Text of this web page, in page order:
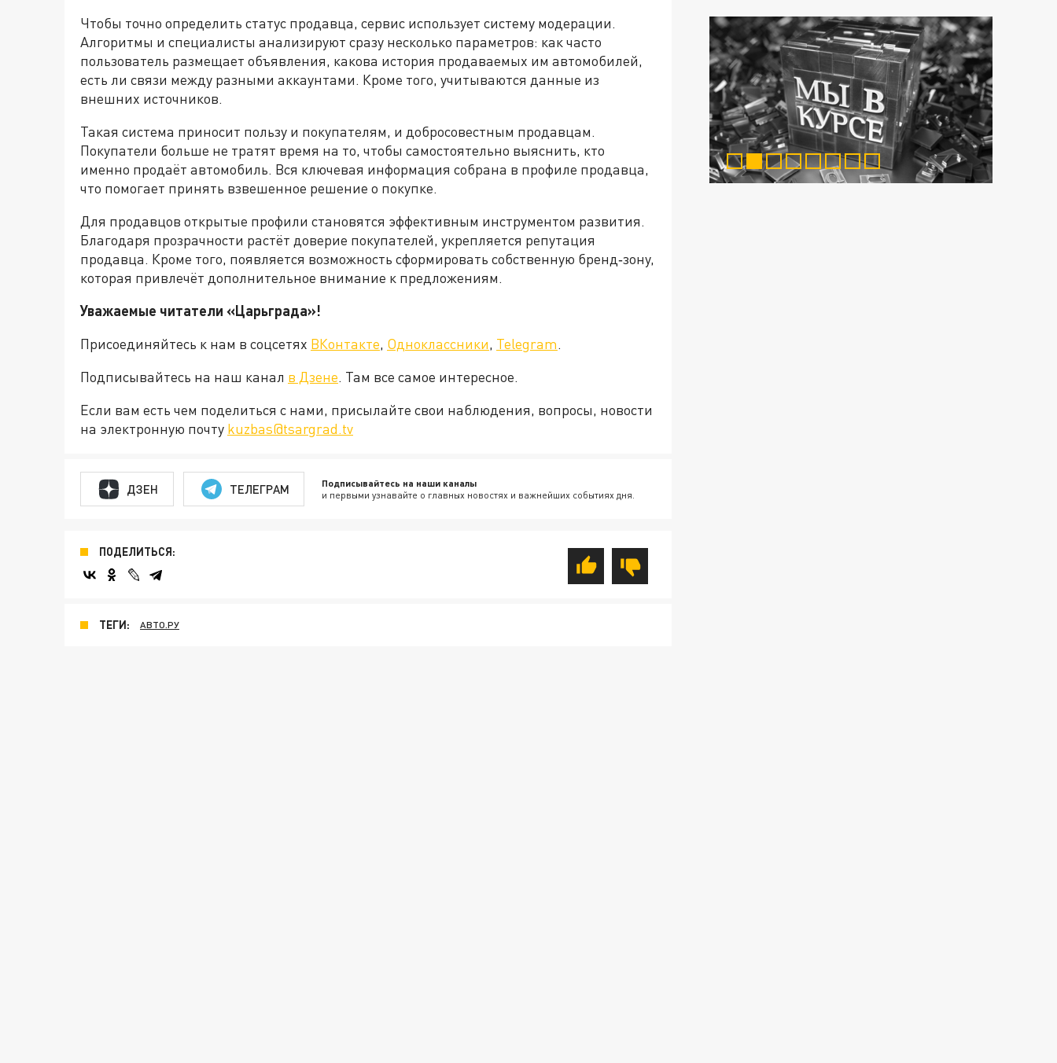
Чтобы точно определить статус продавца, сервис использует систему модерации.
Алгоритмы и специалисты анализируют сразу несколько параметров: как часто
пользователь размещает объявления, какова история продаваемых им автомобилей,
есть ли связи между разными аккаунтами. Кроме того, учитываются данные из
внешних источников.
Такая система приносит пользу и покупателям, и добросовестным продавцам.
Покупатели больше не тратят время на то, чтобы самостоятельно выяснить, кто
именно продаёт автомобиль. Вся ключевая информация собрана в профиле продавца,
что помогает принять взвешенное решение о покупке.
Для продавцов открытые профили становятся эффективным инструментом развития.
Благодаря прозрачности растёт доверие покупателей, укрепляется репутация
продавца. Кроме того, появляется возможность сформировать собственную бренд‑зону,
которая привлечёт дополнительное внимание к предложениям.
Уважаемые читатели «Царьграда»!
Присоединяйтесь к нам в соцсетях ВКонтакте, Одноклассники, Telegram.
Подписывайтесь на наш канал в Дзене. Там все самое интересное.
Если вам есть чем поделиться с нами, присылайте свои наблюдения, вопросы, новости
на электронную почту kuzbas@tsargrad.tv
ДЗЕН ТЕЛЕГРАМ Подписывайтесь на наши каналы
и первыми узнавайте о главных новостях и важнейших событиях дня.
ПОДЕЛИТЬСЯ:
ТЕГИ: АВТО.РУ